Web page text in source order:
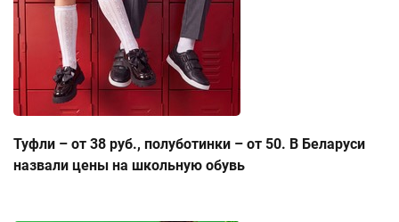
Туфли – от 38 руб., полуботинки – от 50. В Беларуси
назвали цены на школьную обувь